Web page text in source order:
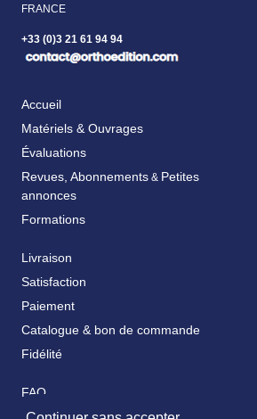
FRANCE
+33 (0)3 21 61 94 94
Accueil
Matériels & Ouvrages
Évaluations
Revues, Abonnements & Petites
annonces
Formations
Livraison
Satisfaction
Paiement
Catalogue & bon de commande
Fidélité
FAQ
Nos partenaires